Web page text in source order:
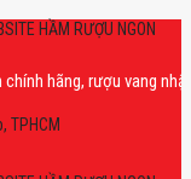
HẦM RƯỢU NGON
rượu vang nhập
TPHCM